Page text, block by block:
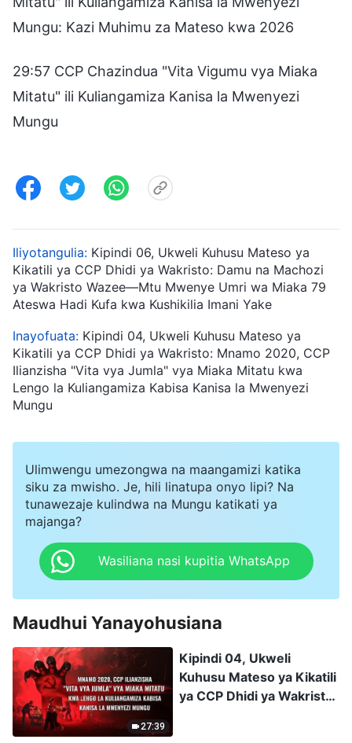
Mungu: Kazi Muhimu za Mateso kwa 2026
29:57 CCP Chazindua "Vita Vigumu vya Miaka
Mitatu" ili Kuliangamiza Kanisa la Mwenyezi
Mungu
Iliyotangulia: Kipindi 06, Ukweli Kuhusu Mateso ya
Kikatili ya CCP Dhidi ya Wakristo: Damu na Machozi
ya Wakristo Wazee—Mtu Mwenye Umri wa Miaka 79
Ateswa Hadi Kufa kwa Kushikilia Imani Yake
Inayofuata: Kipindi 04, Ukweli Kuhusu Mateso ya
Kikatili ya CCP Dhidi ya Wakristo: Mnamo 2020, CCP
Ilianzisha "Vita vya Jumla" vya Miaka Mitatu kwa
Lengo la Kuliangamiza Kabisa Kanisa la Mwenyezi
Mungu
Ulimwengu umezongwa na maangamizi katika
siku za mwisho. Je, hili linatupa onyo lipi? Na
tunawezaje kulindwa na Mungu katikati ya
majanga?
Wasiliana nasi kupitia WhatsApp
Maudhui Yanayohusiana
27:39
Kipindi 04, Ukweli
Kuhusu Mateso ya Kikatili
ya CCP Dhidi ya Wakristo: